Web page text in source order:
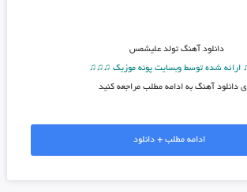
دانلود آهنگتولد علیشمس
شده توسط وبسایت پونه موزیک ♫♫♫
دانلود آهنگ به ادامه مطلب مراجعه کنید
ادامه مطلب + دانلود